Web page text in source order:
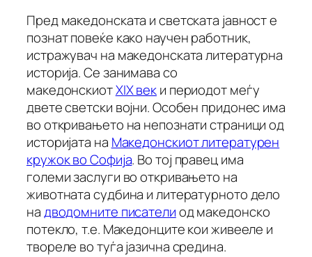
Пред македонската и светската јавност е
познат повеќе како научен работник,
истражувач на македонската литературна
историја. Се занимава со
македонскиотXIX веки периодот меѓу
двете светски војни. Особен придонес има
во откривањето на непознати страници од
историјата на Македонскиот литературен
кружок во Софија. Во тој правец има
големи заслуги во откривањето на
животната судбина и литературното дело
надводомните писателиод македонско
потекло, т.е. Македонците кои живееле и
твореле во туѓа јазична средина.